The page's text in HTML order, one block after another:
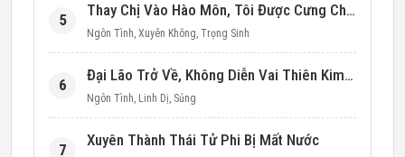
5
Thay Chị Vào Hào Môn, Tôi Được Cưng Chiều Hết Mực (Thập Niên 90)
Ngôn Tình, Xuyên Không, Trọng Sinh
6
Đại Lão Trở Về, Không Diễn Vai Thiên Kim Giả Nữa
Ngôn Tình, Linh Dị, Sủng
7
Xuyên Thành Thái Tử Phi Bị Mất Nước